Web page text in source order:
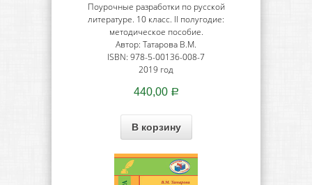
Поурочные разработки по русской
литературе. 10 класс. II полугодие:
методическое пособие.
Автор: Татарова В.М.
ISBN: 978-5-00136-008-7
2019 год
440,00 Р
В корзину